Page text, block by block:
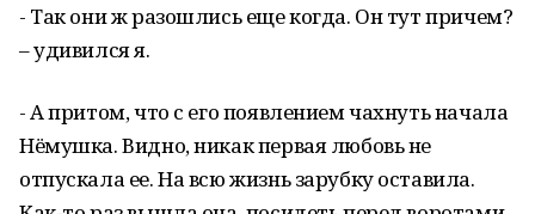
- Так они ж разошлись еще когда. Он тут причем?
– удивился я.
- А притом, что с его появлением чахнуть начала
Нёмушка. Видно, никак первая любовь не
отпускала ее. На всю жизнь зарубку оставила.